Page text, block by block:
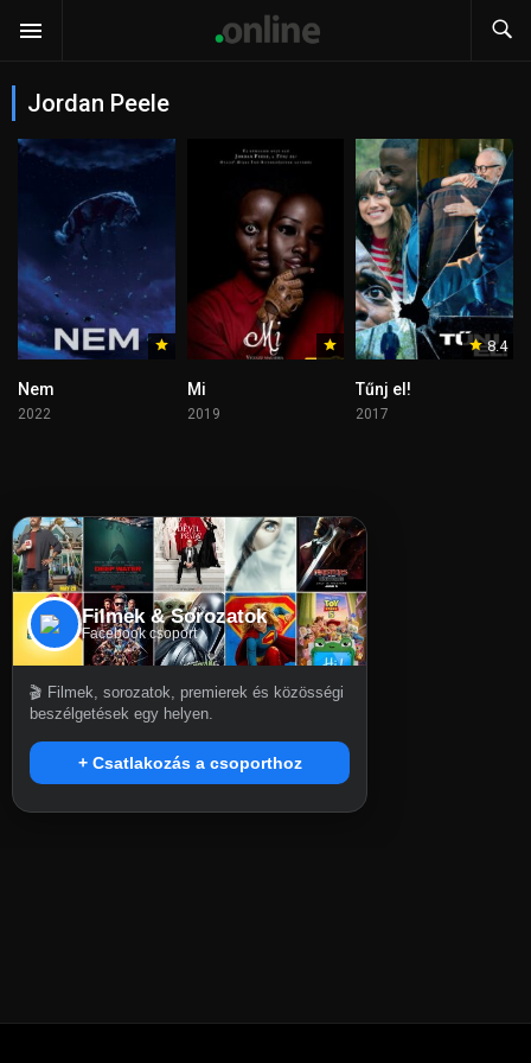
Jordan Peele
Nem
2022
Mi
2019
8.4
Tűnj el!
2017
Filmek & Sorozatok
Facebook csoport
🎬 Filmek, sorozatok, premierek és közösségi
beszélgetések egy helyen.
+ Csatlakozás a csoporthoz